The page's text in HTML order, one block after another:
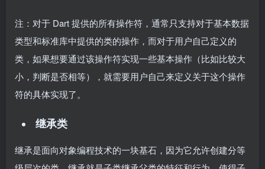
注：对于 Dart 提供的所有操作符，通常只支持对于基本数据
类型和标准库中提供的类的操作，而对于用户自己定义的
类，如果想要通过该操作符实现一些基本操作（比如比较大
小，判断是否相等），就需要用户自己来定义关于这个操作
符的具体实现了。
继承类
继承是面向对象编程技术的一块基石，因为它允许创建分等